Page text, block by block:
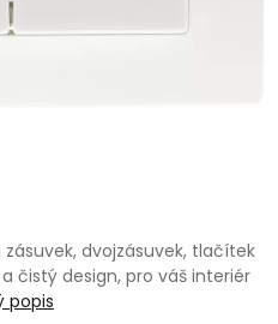
zásuvek, dvojzásuvek, tlačítek
čistý design, pro váš interiér
popis